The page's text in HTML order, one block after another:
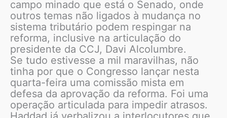
campo minado que está o Senado, onde
outros temas não ligados à mudança no
sistema tributário podem respingar na
reforma, inclusive na articulação do
presidente da CCJ, Davi Alcolumbre.
Se tudo estivesse a mil maravilhas, não
tinha por que o Congresso lançar nesta
quarta-feira uma comissão mista em
defesa da aprovação da reforma. Foi uma
operação articulada para impedir atrasos.